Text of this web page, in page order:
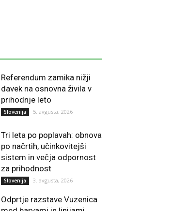
Referendum zamika nižji
davek na osnovna živila v
prihodnje leto
Slovenija 5. avgusta, 2026
Tri leta po poplavah: obnova
po načrtih, učinkovitejši
sistem in večja odpornost
za prihodnost
Slovenija 3. avgusta, 2026
Odprtje razstave Vuzenica